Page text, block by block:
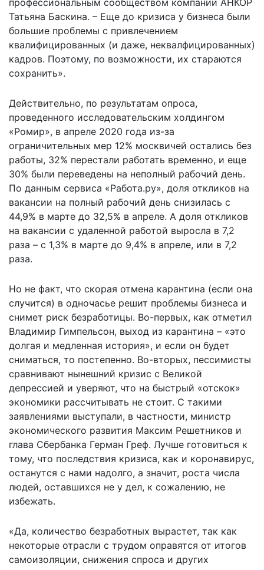
Татьяна Баскина. – Еще до кризиса у бизнеса были
большие проблемы с привлечением
квалифицированных (и даже, неквалфицированных)
кадров. Поэтому, по возможности, их стараются
сохранить».
Действительно, по результатам опроса,
проведенного исследовательским холдингом
«Ромир», в апреле 2020 года из-за
ограничительных мер 12% москвичей остались без
работы, 32% перестали работать временно, и еще
30% были переведены на неполный рабочий день.
По данным сервиса «Работа.ру», доля откликов на
вакансии на полный рабочий день снизилась с
44,9% в марте до 32,5% в апреле. А доля откликов
на вакансии с удаленной работой выросла в 7,2
раза – с 1,3% в марте до 9,4% в апреле, или в 7,2
раза.
Но не факт, что скорая отмена карантина (если она
случится) в одночасье решит проблемы бизнеса и
снимет риск безработицы. Во-первых, как отметил
Владимир Гимпельсон, выход из карантина – «это
долгая и медленная история», и если он будет
сниматься, то постепенно. Во-вторых, пессимисты
сравнивают нынешний кризис с Великой
депрессией и уверяют, что на быстрый «отскок»
экономики рассчитывать не стоит. С такими
заявлениями выступали, в частности, министр
экономического развития Максим Решетников и
глава Сбербанка Герман Греф. Лучше готовиться к
тому, что последствия кризиса, как и коронавирус,
останутся с нами надолго, а значит, роста числа
людей, оставшихся не у дел, к сожалению, не
избежать.
«Да, количество безработных вырастет, так как
некоторые отрасли с трудом оправятся от итогов
самоизоляции, снижения спроса и других